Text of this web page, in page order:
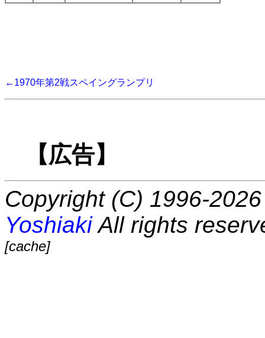
←1970年第2戦スペイングランプリ
【広告】
Copyright (C) 1996-
YoshiakiAll rights
[cache]